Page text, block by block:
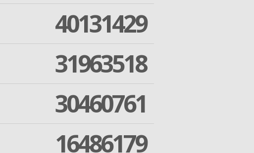
40131429
31963518
30460761
16486179